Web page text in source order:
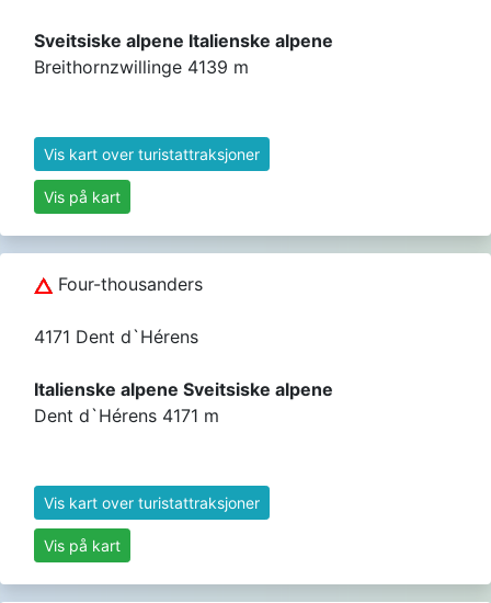
Sveitsiske alpene Italienske alpene
Breithornzwillinge 4139 m
Vis kart over turistattraksjoner
Vis på kart
Four-thousanders
4171 Dent d`Hérens
Italienske alpene Sveitsiske alpene
Dent d`Hérens 4171 m
Vis kart over turistattraksjoner
Vis på kart